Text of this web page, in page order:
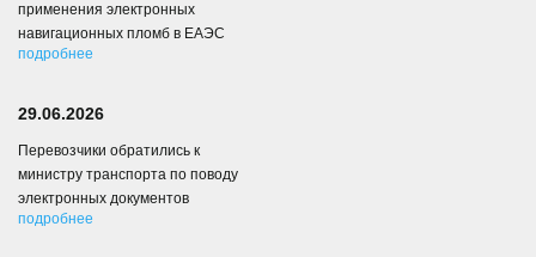
применения электронных
навигационных пломб в ЕАЭС
подробнее
29.06.2026
Перевозчики обратились к
министру транспорта по поводу
электронных документов
подробнее